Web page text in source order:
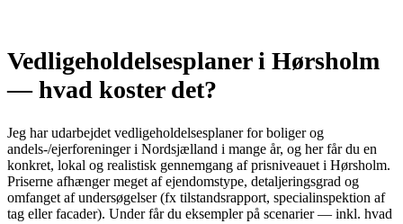
Vedligeholdelsesplaner i Hørsholm
— hvad koster det?
Jeg har udarbejdet vedligeholdelsesplaner for boliger og
andels-/ejerforeninger i Nordsjælland i mange år, og her får du en
konkret, lokal og realistisk gennemgang af prisniveauet i Hørsholm.
Priserne afhænger meget af ejendomstype, detaljeringsgrad og
omfanget af undersøgelser (fx tilstandsrapport, specialinspektion af
tag eller facader). Under får du eksempler på scenarier — inkl. hvad